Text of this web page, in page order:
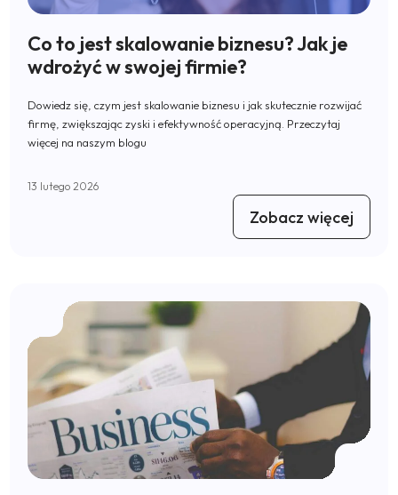
Co to jest skalowanie biznesu? Jak je
wdrożyć w swojej firmie?
Dowiedz się, czym jest skalowanie biznesu i jak skutecznie rozwijać
firmę, zwiększając zyski i efektywność operacyjną. Przeczytaj
więcej na naszym blogu
13 lutego 2026
Zobacz więcej